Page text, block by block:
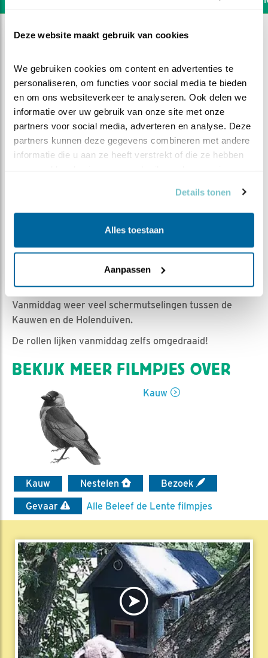
Deze website maakt gebruik van cookies
We gebruiken cookies om content en advertenties te
personaliseren, om functies voor social media te bieden
en om ons websiteverkeer te analyseren. Ook delen we
informatie over uw gebruik van onze site met onze
partners voor social media, adverteren en analyse. Deze
partners kunnen deze gegevens combineren met andere
informatie die u aan ze heeft verstrekt of die ze hebben
Details tonen
Alles toestaan
Aanpassen
Rollen omgedraaid?
Romke Visser | Geplaatst op 21 mei 2020, 21:45 |
Vind ik leuk| Bewaar dit filmpje|
917x
Vanmiddag weer veel schermutselingen tussen de
Kauwen en de Holenduiven.
De rollen lijken vanmiddag zelfs omgedraaid!
BEKIJK MEER FILMPJES OVER
Kauw
Kauw Nestelen
Bezoek
Gevaar
Alle Beleef de Lente filmpjes